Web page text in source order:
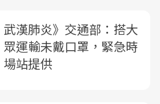
武漢肺炎》交通部：搭大
眾運輸未戴口罩，緊急時
場站提供